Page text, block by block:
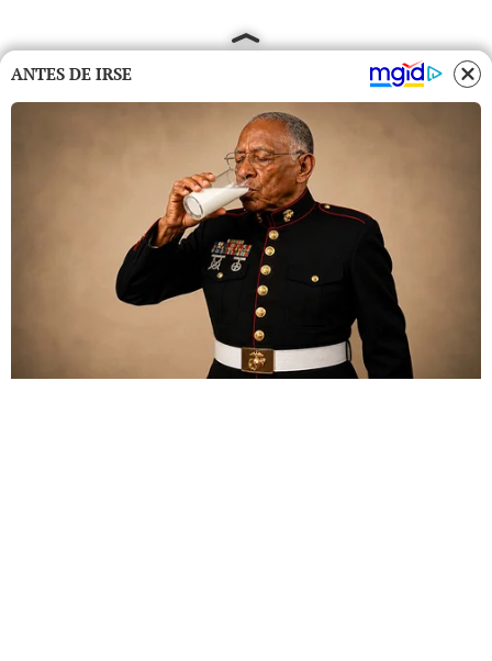
ANTES DE IRSE